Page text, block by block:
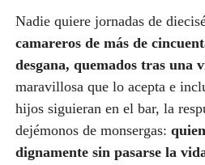
Nadie quiere jornadas de
camareros de más de
desgana, quemados tras una
maravillosa que lo acepta e
hijos siguieran en el bar, la
dejémonos de monsergas:
dignamente sin pasarse la